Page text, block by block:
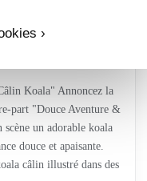
Koala" Annoncez la
part "Douce Aventure &
un adorable koala
douce et apaisante.
câlin illustré dans des
›